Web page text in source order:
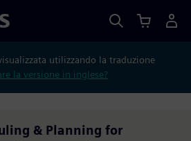
utilizzando la traduzione
la versione in inglese?
& Planning for